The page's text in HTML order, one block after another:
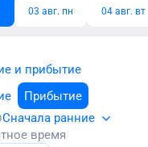
03 авг. пн 04 авг. вт
и прибытие
Прибытие
Сначала ранние
время